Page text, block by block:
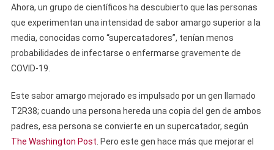
Ahora, un grupo de científicos ha descubierto que las personas
que experimentan una intensidad de sabor amargo superior a la
media, conocidas como “supercatadores”, tenían menos
probabilidades de infectarse o enfermarse gravemente de
COVID-19.
Este sabor amargo mejorado es impulsado por un gen llamado
T2R38; cuando una persona hereda una copia del gen de ambos
padres, esa persona se convierte en un supercatador, según
The Washington Post . Pero este gen hace más que mejorar el